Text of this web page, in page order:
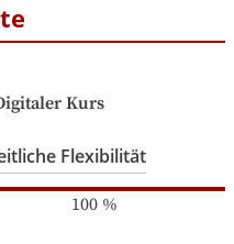
Kurs
Flexibilität
100%